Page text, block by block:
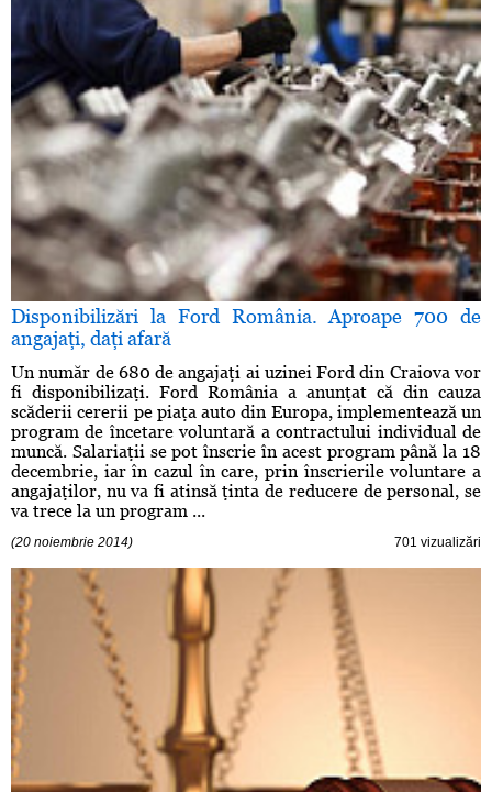
Disponibilizări la Ford România. Aproape 700 de
angajaţi, daţi afară
Un număr de 680 de angajaţi ai uzinei Ford din Craiova vor
fi disponibilizaţi. Ford România a anunţat că din cauza
scăderii cererii pe piaţa auto din Europa, implementează un
program de încetare voluntară a contractului individual de
muncă. Salariaţii se pot înscrie în acest program până la 18
decembrie, iar în cazul în care, prin înscrierile voluntare a
angajaţilor, nu va fi atinsă ţinta de reducere de personal, se
va trece la un program ...
(20 noiembrie 2014) 701 vizualizări